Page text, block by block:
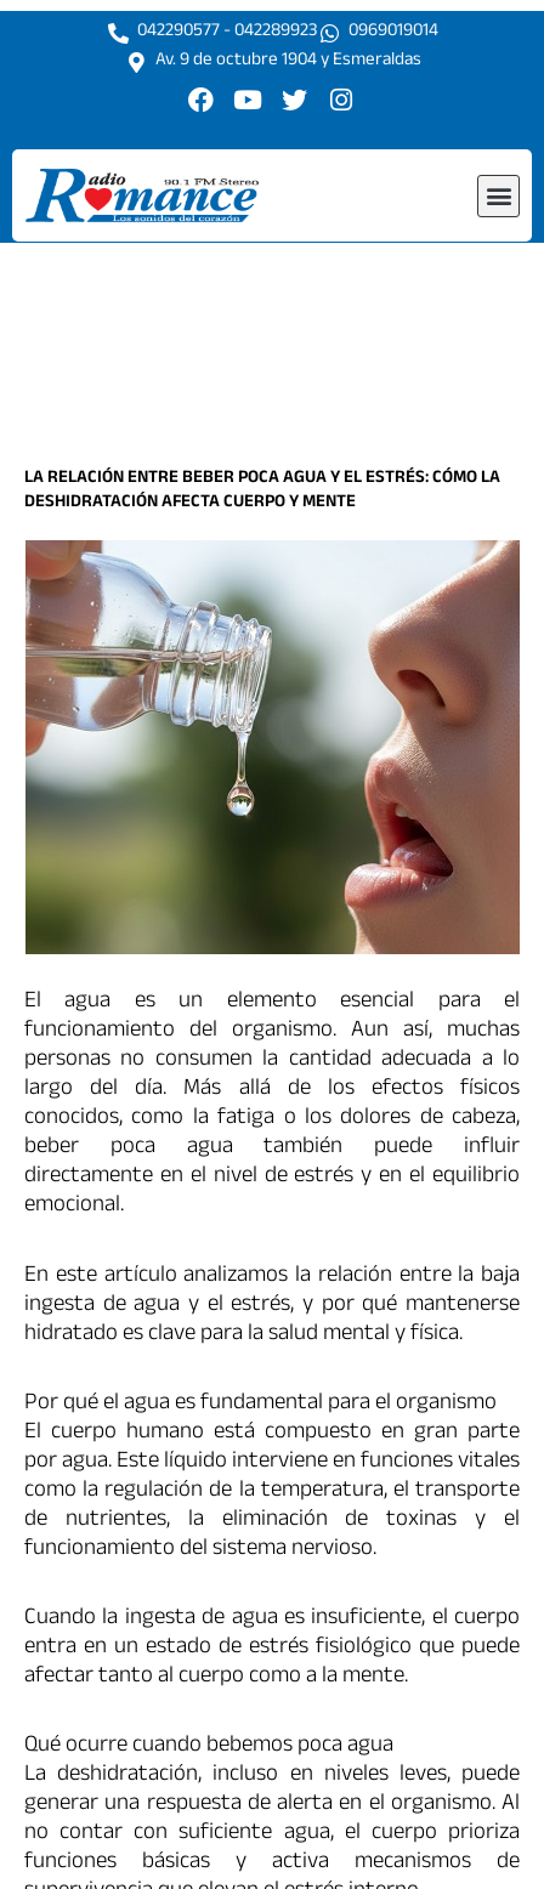
Ir
042290577 - 042289923
0969019014
Av. 9 de octubre 1904 y Esmeraldas
F
c
e
b
o
o
Y
u
t
u
b
e
T
i
r
I
s
r
LA RELACIÓN ENTRE BEBER POCA AGUA Y EL ESTRÉS: CÓMO LA
DESHIDRATACIÓN AFECTA CUERPO Y MENTE
El agua es un elemento esencial para el
funcionamiento del organismo. Aun así, muchas
personas no consumen la cantidad adecuada a lo
largo del día. Más allá de los efectos físicos
conocidos, como la fatiga o los dolores de cabeza,
beber poca agua también puede influir
directamente en el nivel de estrés y en el equilibrio
emocional.
En este artículo analizamos la relación entre la baja
ingesta de agua y el estrés, y por qué mantenerse
hidratado es clave para la salud mental y física.
Por qué el agua es fundamental para el organismo
El cuerpo humano está compuesto en gran parte
por agua. Este líquido interviene en funciones vitales
como la regulación de la temperatura, el transporte
de nutrientes, la eliminación de toxinas y el
funcionamiento del sistema nervioso.
Cuando la ingesta de agua es insuficiente, el cuerpo
entra en un estado de estrés fisiológico que puede
afectar tanto al cuerpo como a la mente.
Qué ocurre cuando bebemos poca agua
La deshidratación, incluso en niveles leves, puede
generar una respuesta de alerta en el organismo. Al
no contar con suficiente agua, el cuerpo prioriza
funciones básicas y activa mecanismos de